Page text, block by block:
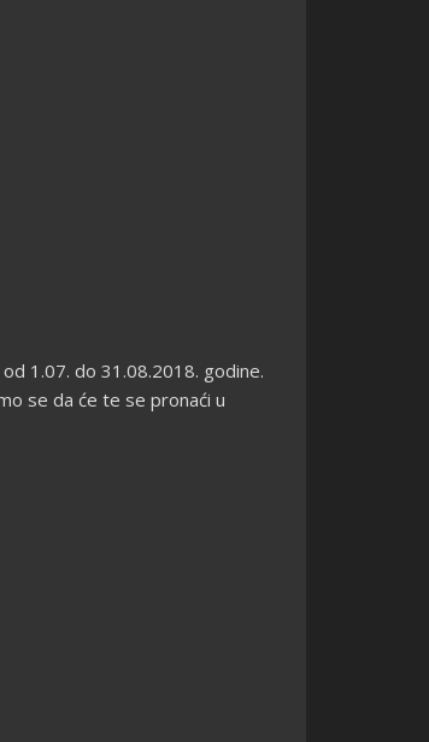
1.07. do 31.08.2018. godine.
se da će te se pronaći u